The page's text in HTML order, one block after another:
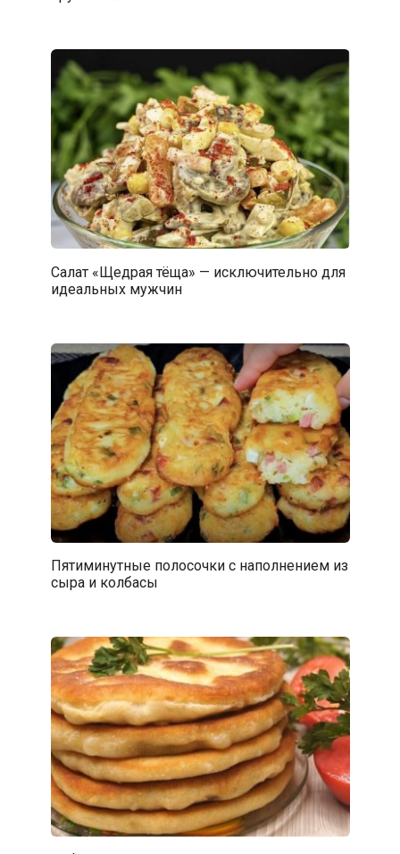
Салат «Щедрая тёща» — исключительно для
идеальных мужчин
Пятиминутные полосочки с наполнением из
сыра и колбасы